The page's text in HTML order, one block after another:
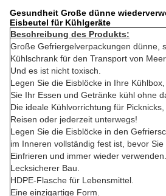
Gesundheit Große dünne
Eisbeutel für Kühlgeräte
Beschreibung des Produkts:
Große Gefriergelverpackungen dünne,
Kühlschrank für den Transport von
Und es ist nicht toxisch.
Legen Sie die Eisblöcke in Ihre
Sie Ihr Essen und Getränke kühl ohne
Die ideale Kühlvorrichtung für
Reisen oder jederzeit unterwegs!
Legen Sie die Eisblöcke in den
im Inneren vollständig fest ist, bevor Sie
Einfrieren und immer wieder verwenden.
Lecksicherer Bau.
HDPE-Flasche für Lebensmittel.
Eine einzigartige Form.